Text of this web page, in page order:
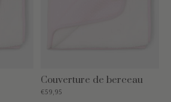
Couverture de berceau
€59,95